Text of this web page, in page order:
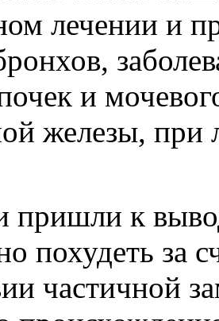
лечении и
и
железы, при
пришли к
похудеть за
частичной